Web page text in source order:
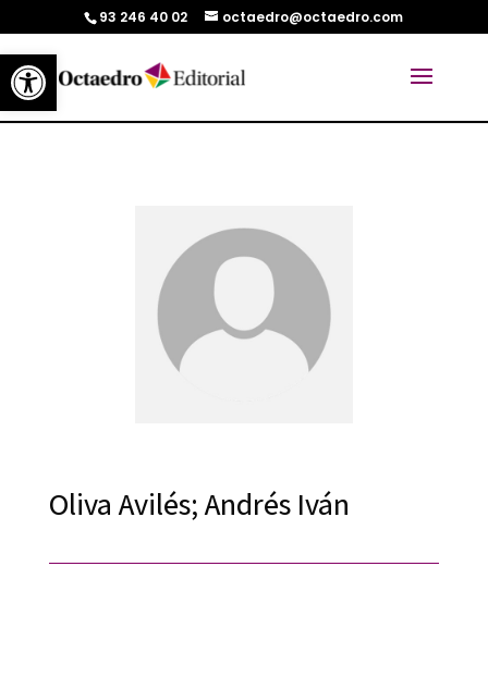
Abrir barra de herramientas
93 246 40 02 octaedro@octaedro.com
Oliva Avilés; Andrés Iván